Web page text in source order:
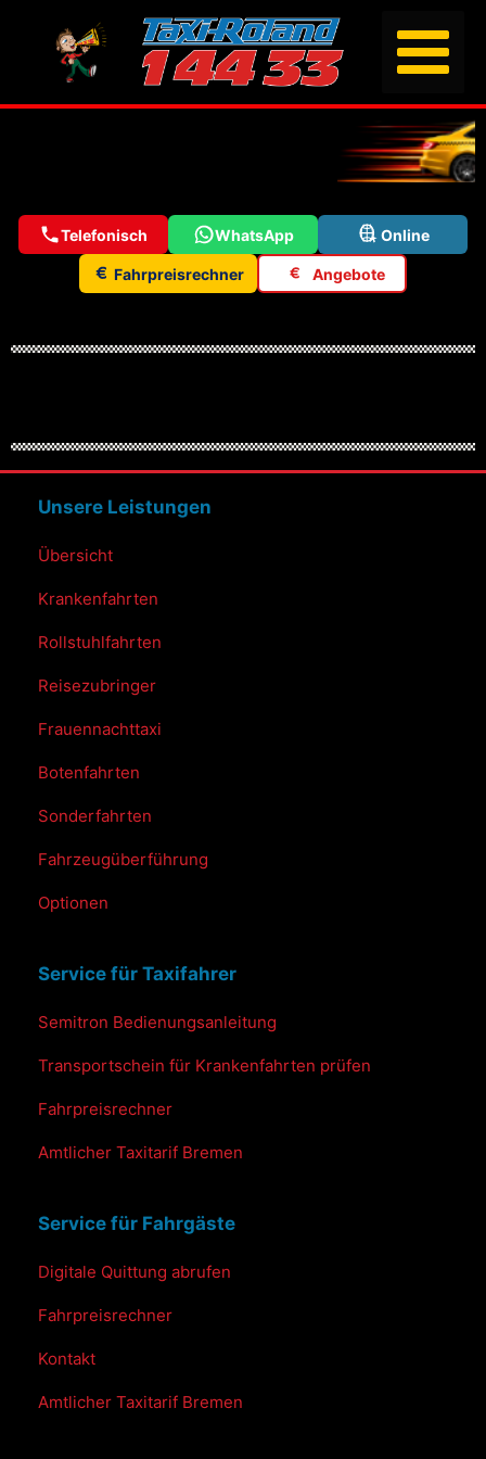
Telefonisch WhatsApp Online
Fahrpreisrechner Angebote
Unsere Leistungen
Übersicht
Krankenfahrten
Rollstuhlfahrten
Reisezubringer
Frauennachttaxi
Botenfahrten
Sonderfahrten
Fahrzeugüberführung
Optionen
Service für Taxifahrer
Semitron Bedienungsanleitung
Transportschein für Krankenfahrten prüfen
Fahrpreisrechner
Amtlicher Taxitarif Bremen
Service für Fahrgäste
Digitale Quittung abrufen
Fahrpreisrechner
Kontakt
Amtlicher Taxitarif Bremen